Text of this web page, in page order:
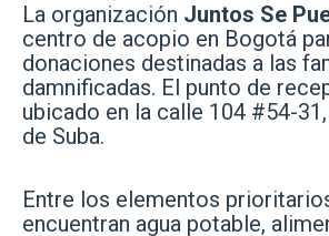
La organización Juntos Se
centro de acopio en Bogotá
donaciones destinadas a las
damnificadas. El punto de
ubicado en la calle 104 #54-
de Suba.
Entre los elementos
encuentran agua potable,